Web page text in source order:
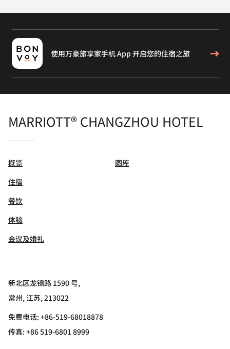
使用万豪旅享家手机 App 开启您的住宿之旅
MARRIOTT® CHANGZHOU HOTEL
概览
住宿
餐饮
体验
会议及婚礼
图库
新北区龙锦路 1590 号,
常州, 江苏, 213022
免费电话:+86-519-68018878
传真:+86 519-6801 8999